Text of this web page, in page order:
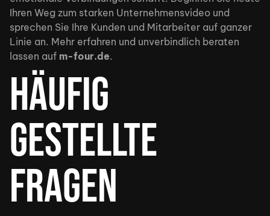
Ihren Weg zum starken Unternehmensvideo und
sprechen Sie Ihre Kunden und Mitarbeiter auf ganzer
Linie an. Mehr erfahren und unverbindlich beraten
lassen auf m-four.de.
Häufig
gestellte
Fragen